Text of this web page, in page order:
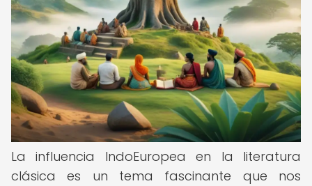
La influencia IndoEuropea en la literatura
clásica es un tema fascinante que nos